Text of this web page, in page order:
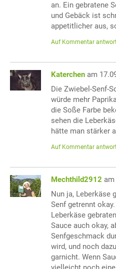
an. Ein gebratene
und Gebäck ist
appetitlicher aus,
Auf Kommentar
Katerchen am
Die Zwiebel-Senf-
würde mehr
die Soße Farbe
sehen die
hätte man stärker
Auf Kommentar
Mechthild2912
Nun ja, Leberkäse
Senf getrennt
Leberkäse
Sauce auch okay,
Senfgeschmack
wird, und noch
garnicht. Wenn